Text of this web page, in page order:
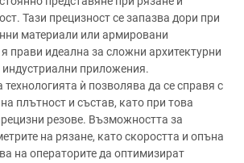
Тази прецизност се запазва дори при
материали или армировани
прави идеална за сложни архитектурни
индустриални приложения.
технологията ѝ позволява да се справя с
плътност и състав, като при това
резове. Възможността за
на рязане, като скоростта и опъна
на операторите да оптимизират